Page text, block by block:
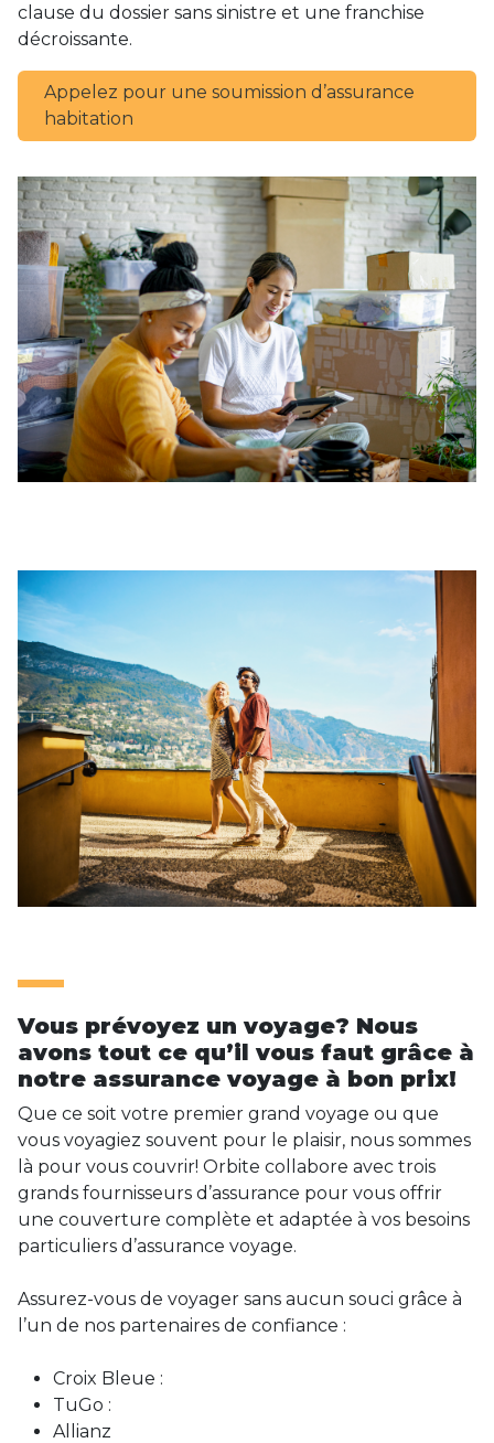
clause du dossier sans sinistre et une franchise
décroissante.
Appelez pour une soumission d’assurance
habitation
Vous prévoyez un voyage? Nous
avons tout ce qu’il vous faut grâce à
notre assurance voyage à bon prix!
Que ce soit votre premier grand voyage ou que
vous voyagiez souvent pour le plaisir, nous sommes
là pour vous couvrir! Orbite collabore avec trois
grands fournisseurs d’assurance pour vous offrir
une couverture complète et adaptée à vos besoins
particuliers d’assurance voyage.
Assurez-vous de voyager sans aucun souci grâce à
l’un de nos partenaires de confiance :
Croix Bleue :
TuGo :
Allianz